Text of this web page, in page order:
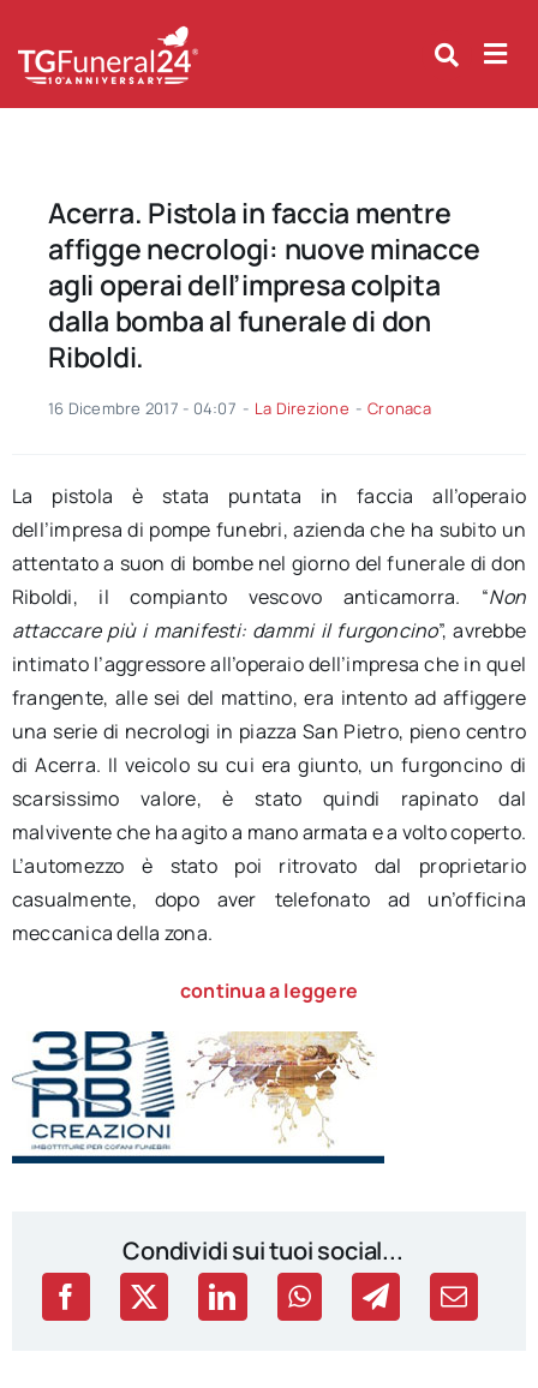
content
Acerra. Pistola in faccia mentre
affigge necrologi: nuove minacce
agli operai dell’impresa colpita
dalla bomba al funerale di don
Riboldi.
16 Dicembre 2017 - 04:07 - La Direzione - Cronaca
La pistola è stata puntata in faccia all’operaio
dell’impresa di pompe funebri, azienda che ha subito un
attentato a suon di bombe nel giorno del funerale di don
Riboldi, il compianto vescovo anticamorra. “Non
attaccare più i manifesti: dammi il furgoncino”, avrebbe
intimato l’aggressore all’operaio dell’impresa che in quel
frangente, alle sei del mattino, era intento ad affiggere
una serie di necrologi in piazza San Pietro, pieno centro
di Acerra. Il veicolo su cui era giunto, un furgoncino di
scarsissimo valore, è stato quindi rapinato dal
malvivente che ha agito a mano armata e a volto coperto.
L’automezzo è stato poi ritrovato dal proprietario
casualmente, dopo aver telefonato ad un’officina
meccanica della zona.
continua a leggere
Condividi sui tuoi social...